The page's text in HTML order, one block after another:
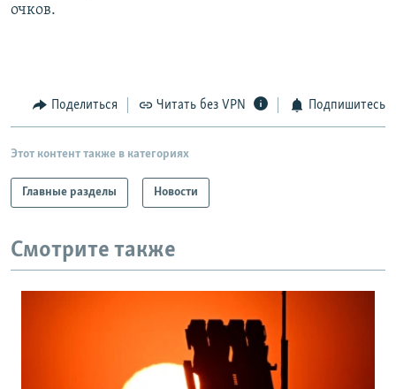
очков.
Поделиться Читать без VPN Подпишитесь
Этот контент также в категориях
Главные разделы Новости
Смотрите также